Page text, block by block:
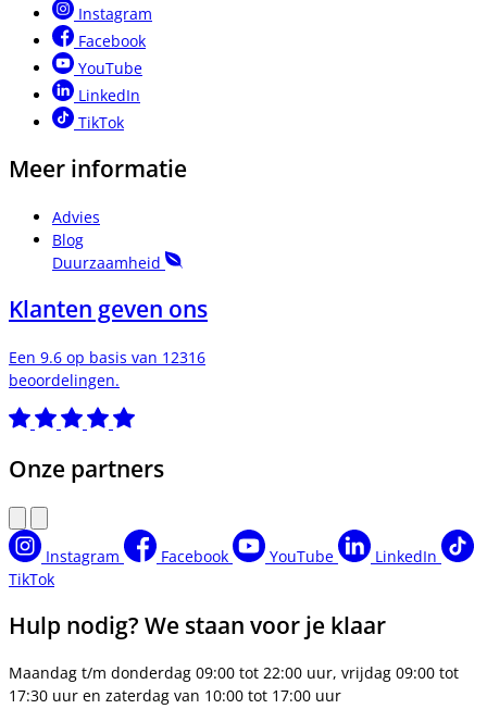
Instagram
Facebook
YouTube
LinkedIn
TikTok
Meer informatie
Advies
Blog
Duurzaamheid
Klanten geven ons
Een 9.6 op basis van 12316
beoordelingen.
Onze partners
Instagram Facebook YouTube
LinkedIn
TikTok
Hulp nodig? We staan voor je klaar
Maandag t/m donderdag 09:00 tot 22:00 uur, vrijdag 09:00 tot
17:30 uur en zaterdag van 10:00 tot 17:00 uur